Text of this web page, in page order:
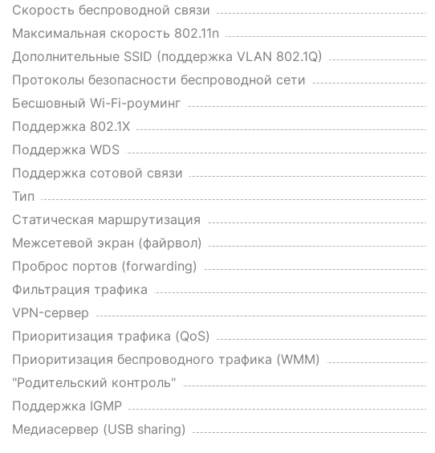
Скорость беспроводной связи
Максимальная скорость 802.11n
Дополнительные SSID (поддержка VLAN 802.1Q)
Протоколы безопасности беспроводной сети
Бесшовный Wi-Fi-роуминг
Поддержка 802.1X
Поддержка WDS
Поддержка сотовой связи
Тип
Статическая маршрутизация
Межсетевой экран (файрвол)
Проброс портов (forwarding)
Фильтрация трафика
VPN-сервер
Приоритизация трафика (QoS)
Приоритизация беспроводного трафика (WMM)
"Родительский контроль"
Поддержка IGMP
Медиасервер (USB sharing)